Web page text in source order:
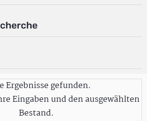
Ergebnisse gefunden.
Eingaben und den ausgewählten
Bestand.